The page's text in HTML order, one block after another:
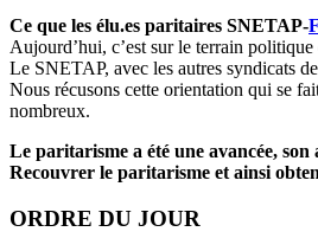
Ce que les élu.es paritaires SNETAP-
Aujourd’hui, c’est sur le terrain
Le SNETAP, avec les autres syndicats
Nous récusons cette orientation qui se
nombreux.
Le paritarisme a été une avancée,
Recouvrer le paritarisme et ainsi
ORDRE DU JOUR